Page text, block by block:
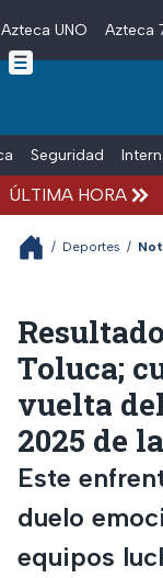
Skip to main
Azteca UNO Azteca
Seguridad
ÚLTIMA HORA
/ Deportes /
Toluca;
vuelta
2025 de
Este
duelo
equipos